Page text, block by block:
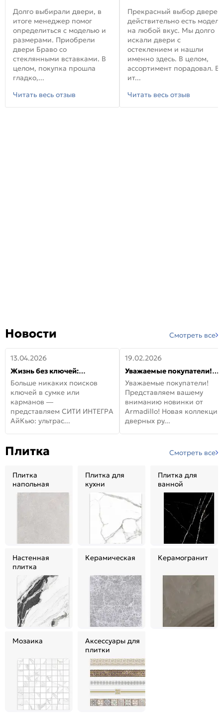
Долго выбирали двери, в
итоге менеджер помог
определиться с моделью и
размерами. Приобрели
двери Браво со
стеклянными вставками. В
целом, покупка прошла
гладко,...
Читать весь отзыв
Прекрасный выбор
действительно есть модели
на любой вкус. Мы долго
искали двери с
остеклением и нашли
именно здесь. В целом,
ассортимент порадовал. В
ит...
Читать весь отзыв
Новости Смотреть все
13.04.2026
Жизнь без ключей:
встречайте новую дверь
СИТИ ИНТЕГРА АйКью!
Больше никаких поисков
ключей в сумке или
карманов —
представляем СИТИ ИНТЕГРА
АйКью: ультрас...
19.02.2026
Уважаемые покупатели!
Представляем вашему
вниманию новинки от
Armadillo!
Уважаемые покупатели!
Представляем вашему
вниманию новинки от
Armadillo! Новая коллекция
дверных ру...
Плитка Смотреть все
Плитка
напольная
Плитка для
кухни
Плитка для
ванной
Настенная
плитка
Керамическая Керамогранит
Мозаика
Аксессуары для
плитки